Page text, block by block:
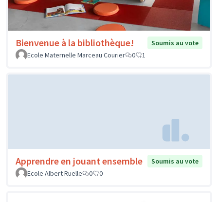
Bienvenue à la bibliothèque!
Soumis au vote
Ecole Maternelle Marceau Courier
0 1
Apprendre en jouant ensemble
Soumis au vote
Ecole Albert Ruelle
0 0